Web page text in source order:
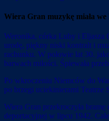
Wiera Gran muzykę miała
Weronika, córka Luby i Eljasza
urodę, piękny niski kontralt i
rachunku. W połowie lat 30.
barwach miłości. Śpiewała
Po wkroczeniu Niemców do
po brzegi uciekinierami Teatrze
Wiera Gran przekroczyła
deportacyjnej w lipcu 1942.